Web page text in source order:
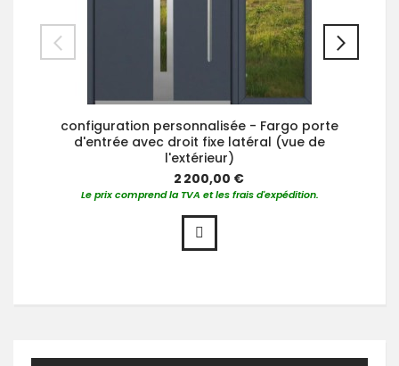
configuration personnalisée - Fargo porte
d'entrée avec droit fixe latéral (vue de
l'extérieur)
2 200,00 €
Le prix comprend la TVA et les frais d'expédition.